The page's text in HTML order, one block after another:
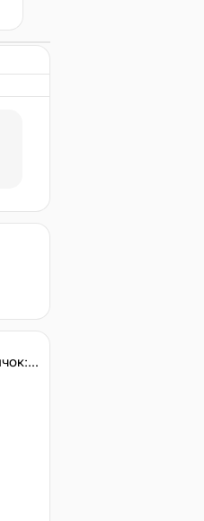
Stalcraft - Новичок: Исследователь (перс.)